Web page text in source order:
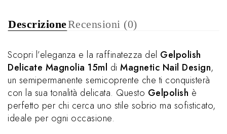
DescrizioneRecensioni (0)
Scopri l’eleganza e la raffinatezza del Gelpolish
Delicate Magnolia 15ml di Magnetic Nail Design,
un semipermanente semicoprente che ti conquisterà
con la sua tonalità delicata. Questo Gelpolish è
perfetto per chi cerca uno stile sobrio ma sofisticato,
ideale per ogni occasione.